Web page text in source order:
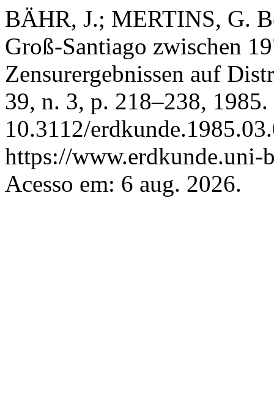
BÄHR, J.; MERTINS, G.
Groß-Santiago zwischen
Zensurergebnissen auf
39, n. 3, p. 218–238,
10.3112/
https://www.erdkunde.uni-
Acesso em: 6 aug. 2026.